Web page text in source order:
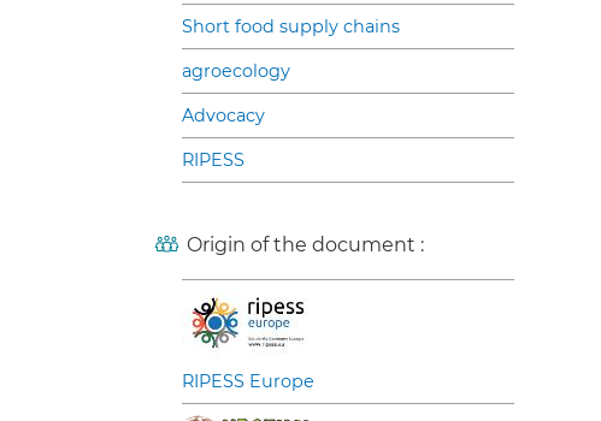
Short food supply chains
agroecology
Advocacy
RIPESS
Origin of the document :
RIPESS Europe